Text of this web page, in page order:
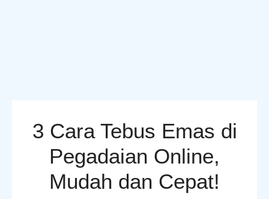
3 Cara Tebus Emas di
Pegadaian Online,
Mudah dan Cepat!